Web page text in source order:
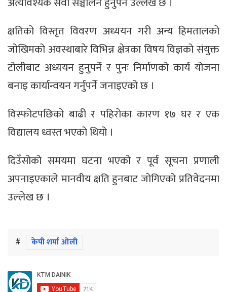
क्षतिको विस्तृत विवरण अध्ययन गरी अन्य हिमतालको
जोखिमको अवस्थाबारे विभिन्न क्षेत्रका विषय विज्ञको संयुक्त
टोलीबाट अध्ययन हुनुपर्ने र पुनः निर्माणको कार्य योजना
बनाइ कार्यान्वयन गर्नुपर्ने जनाइएको छ ।
विस्फोटपछिको बाढी र पहिरोका कारण १७ घर र एक
विद्यालय ध्वस्त भएको थियो ।
दिउँसोको समयमा घटना भएको र पूर्व सूचना प्रणाली
अपनाइएकाले मानवीय क्षति हुनबाट जोगिएको प्रतिवेदनमा
उल्लेख छ ।
# केपी शर्मा ओली